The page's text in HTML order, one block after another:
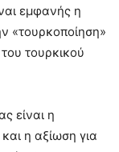
εμφανής η
«τουρκοποίηση»
τουρκικού
είναι η
η αξίωση για